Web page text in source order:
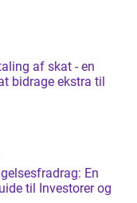
af skat - en
bidrage ekstra til
En
til Investorer og